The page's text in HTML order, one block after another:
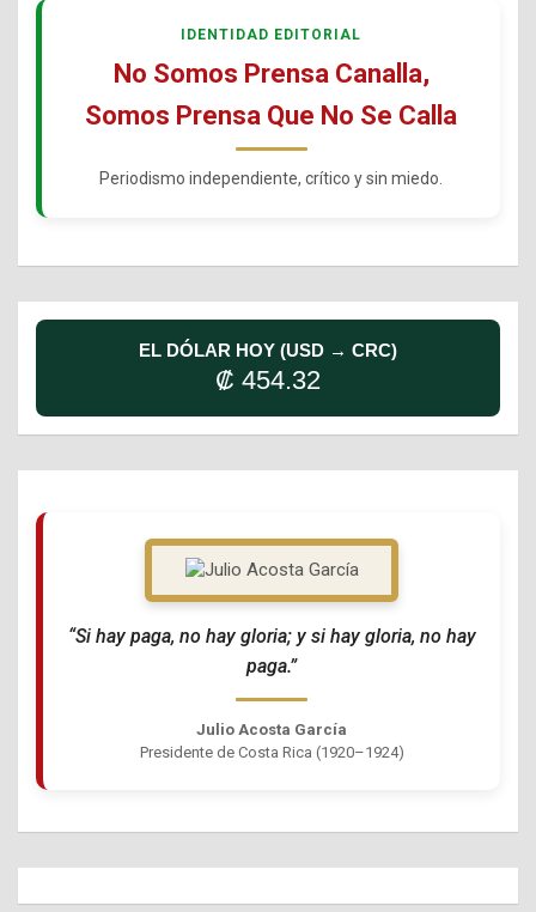
IDENTIDAD EDITORIAL
No Somos Prensa Canalla,
Somos Prensa Que No Se Calla
Periodismo independiente, crítico y sin miedo.
EL DÓLAR HOY (USD → CRC)
₡ 454.32
“Si hay paga, no hay gloria; y si hay gloria, no hay
paga.”
Julio Acosta García
Presidente de Costa Rica (1920–1924)